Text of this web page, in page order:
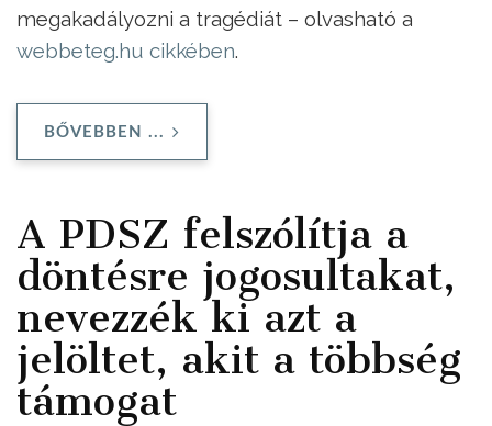
megakadályozni a tragédiát – olvasható a
webbeteg.hu cikkében.
BŐVEBBEN ...
A PDSZ felszólítja a
döntésre jogosultakat,
nevezzék ki azt a
jelöltet, akit a többség
támogat